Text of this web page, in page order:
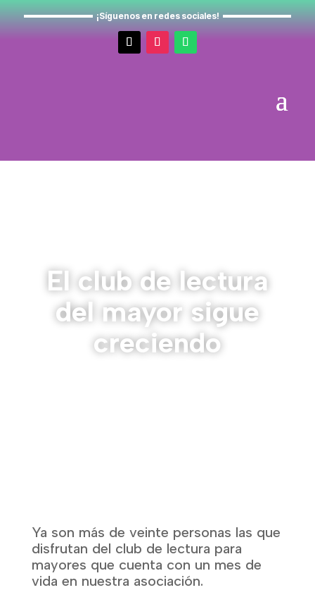
¡Síguenos en redes sociales!
El club de lectura
del mayor sigue
creciendo
Ya son más de veinte personas las que
disfrutan del club de lectura para
mayores que cuenta con un mes de
vida en nuestra asociación.